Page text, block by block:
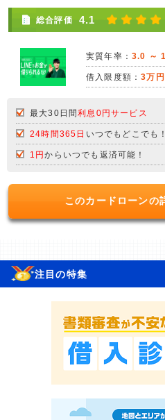
総合評価 4.1
実質年率： 3.0 ～
借入限度額：3万
最大30日間利息0円サービス
24時間365日 いつでもどこでも！
1円からいつでも返済可能！
このカードローンの
注目の特集